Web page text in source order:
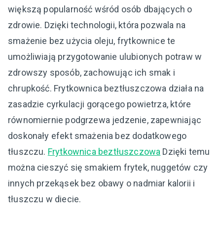
większą popularność wśród osób dbających o
zdrowie. Dzięki technologii, która pozwala na
smażenie bez użycia oleju, frytkownice te
umożliwiają przygotowanie ulubionych potraw w
zdrowszy sposób, zachowując ich smak i
chrupkość. Frytkownica beztłuszczowa działa na
zasadzie cyrkulacji gorącego powietrza, które
równomiernie podgrzewa jedzenie, zapewniając
doskonały efekt smażenia bez dodatkowego
tłuszczu. Frytkownica beztłuszczowa Dzięki temu
można cieszyć się smakiem frytek, nuggetów czy
innych przekąsek bez obawy o nadmiar kalorii i
tłuszczu w diecie.